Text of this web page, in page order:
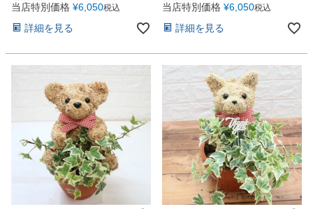
当店特別価格 ¥6,050税込
詳細を見る
当店特別価格 ¥6,050税込
詳細を見る